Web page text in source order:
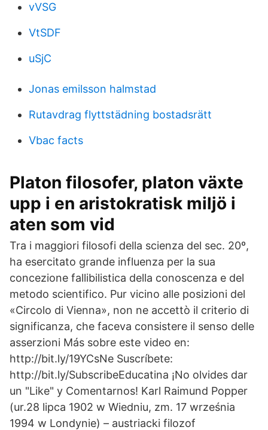
vVSG
VtSDF
uSjC
Jonas emilsson halmstad
Rutavdrag flyttstädning bostadsrätt
Vbac facts
Platon filosofer, platon växte
upp i en aristokratisk miljö i
aten som vid
Tra i maggiori filosofi della scienza del sec. 20º,
ha esercitato grande influenza per la sua
concezione fallibilistica della conoscenza e del
metodo scientifico. Pur vicino alle posizioni del
«Circolo di Vienna», non ne accettò il criterio di
significanza, che faceva consistere il senso delle
asserzioni Más sobre este video en:
http://bit.ly/19YCsNe Suscríbete:
http://bit.ly/SubscribeEducatina ¡No olvides dar
un "Like" y Comentarnos! Karl Raimund Popper
(ur.28 lipca 1902 w Wiedniu, zm. 17 września
1994 w Londynie) – austriacki filozof